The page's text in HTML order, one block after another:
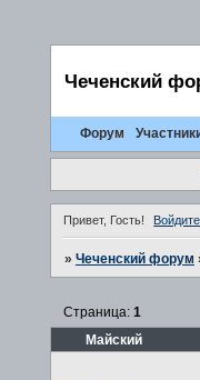
Чеченский
Форум
Привет, Гость! Войдите
» Чеченский форум
Майский
Страница: 1